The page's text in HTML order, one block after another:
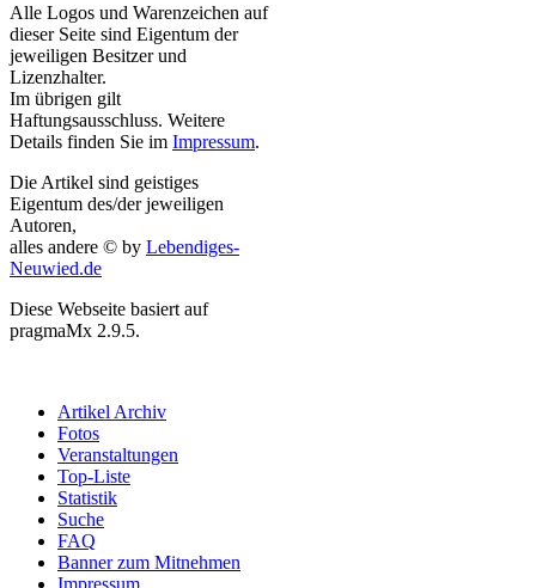
Alle Logos und Warenzeichen auf
dieser Seite sind Eigentum der
jeweiligen Besitzer und
Lizenzhalter.
Im übrigen gilt
Haftungsausschluss. Weitere
Details finden Sie im Impressum.
Die Artikel sind geistiges
Eigentum des/der jeweiligen
Autoren,
alles andere © by Lebendiges-
Neuwied.de
Diese Webseite basiert auf
pragmaMx 2.9.5.
Artikel Archiv
Fotos
Veranstaltungen
Top-Liste
Statistik
Suche
FAQ
Banner zum Mitnehmen
Impressum